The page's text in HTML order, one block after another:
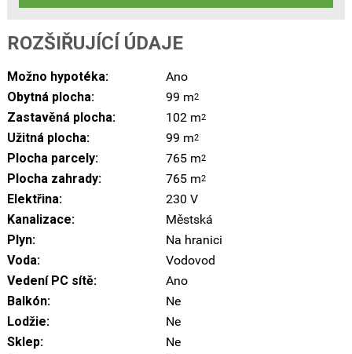
ROZŠIŘUJÍCÍ ÚDAJE
Možno hypotéka:
Ano
Obytná plocha:
99 m2
Zastavěná plocha: 102 m2
Užitná plocha: 99 m2
Plocha parcely: 765 m2
Plocha zahrady: 765 m2
Elektřina:
230 V
Kanalizace:
Městská
Plyn:
Na hranici
Voda:
Vodovod
Vedení PC sítě:
Ano
Balkón:
Ne
Lodžie:
Ne
Sklep:
Ne